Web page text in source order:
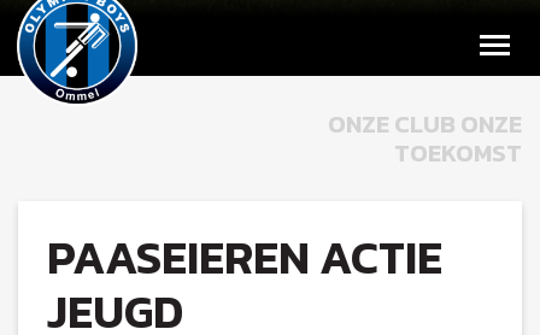
ONZE CLUB ONZE
TOEKOMST
PAASEIEREN ACTIE
JEUGD